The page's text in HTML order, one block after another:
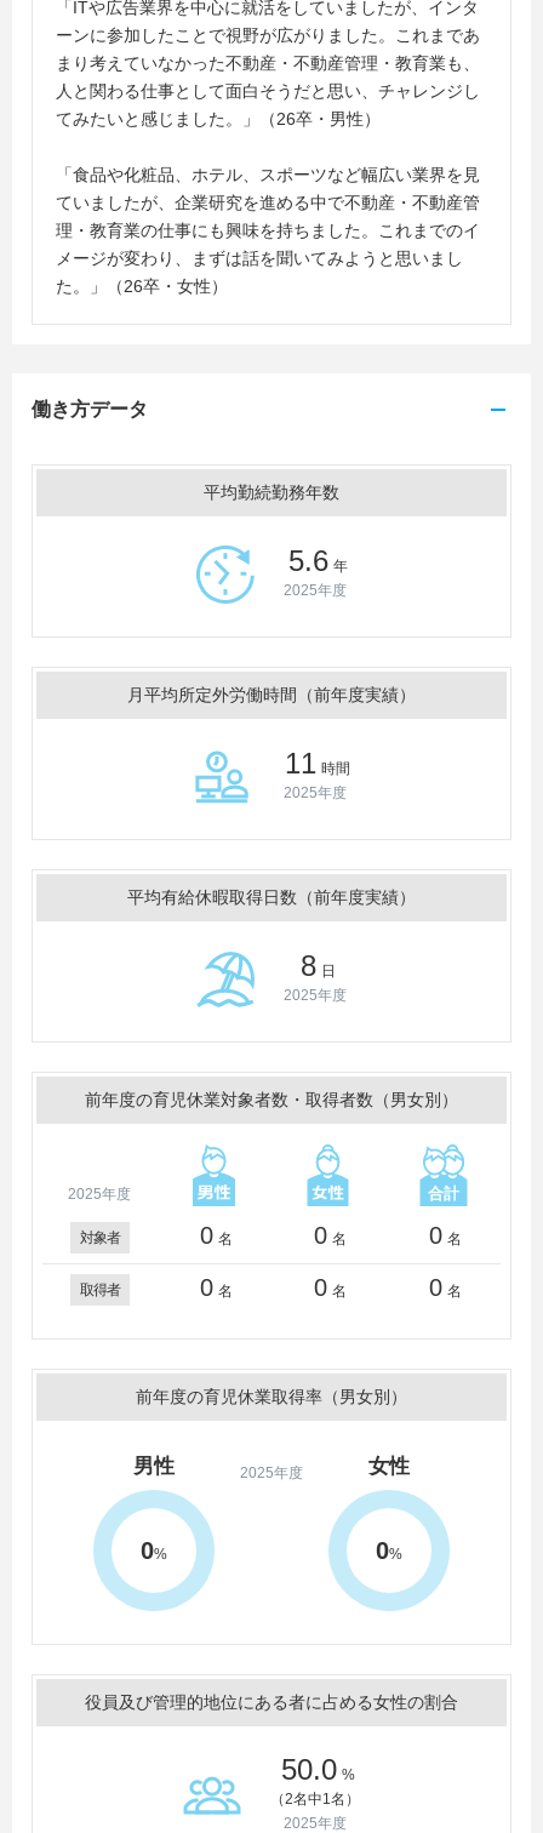
「ITや広告業界を中心に就活をしていましたが、インタ
ーンに参加したことで視野が広がりました。これまであ
まり考えていなかった不動産・不動産管理・教育業も、
人と関わる仕事として面白そうだと思い、チャレンジし
てみたいと感じました。」（26卒・男性）
「食品や化粧品、ホテル、スポーツなど幅広い業界を見
ていましたが、企業研究を進める中で不動産・不動産管
理・教育業の仕事にも興味を持ちました。これまでのイ
メージが変わり、まずは話を聞いてみようと思いまし
た。」（26卒・女性）
働き方データ
平均勤続勤務年数
5.6 年
2025年度
月平均所定外労働時間（前年度実績）
11 時間
2025年度
平均有給休暇取得日数（前年度実績）
8 日
2025年度
前年度の育児休業対象者数・取得者数（男女別）
2025年度
対象者 0 名 0 名 0 名
取得者 0 名 0 名 0 名
前年度の育児休業取得率（男女別）
2025年度
男性
0%
女性
0%
役員及び管理的地位にある者に占める女性の割合
50.0 %
（2名中1名）
2025年度